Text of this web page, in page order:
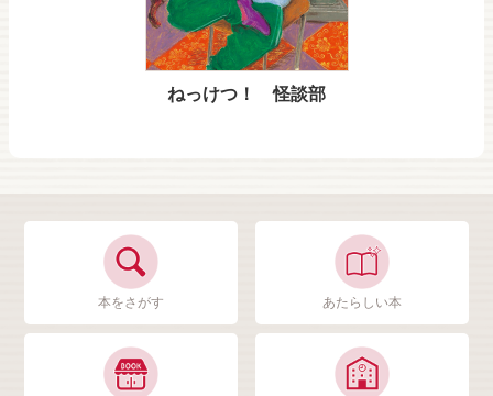
ねっけつ！ 怪談部
本をさがす あたらしい本